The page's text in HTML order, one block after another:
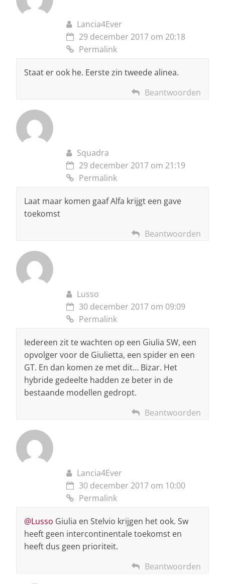
Lancia4Ever
29 december 2017 om 20:18
Permalink
Staat er ook he. Eerste zin tweede alinea.
Beantwoorden
Squadra
29 december 2017 om 21:19
Permalink
Laat maar komen gaaf Alfa krijgt een gave
toekomst
Beantwoorden
Lusso
30 december 2017 om 09:09
Permalink
Iedereen zit te wachten op een Giulia SW, een
opvolger voor de Giulietta, een spider en een
GT. En dan komen ze met dit… Bizar. Het
hybride gedeelte hadden ze beter in de
bestaande modellen gedropt.
Beantwoorden
Lancia4Ever
30 december 2017 om 10:00
Permalink
@Lusso Giulia en Stelvio krijgen het ook. Sw
heeft geen intercontinentale toekomst en
heeft dus geen prioriteit.
Beantwoorden